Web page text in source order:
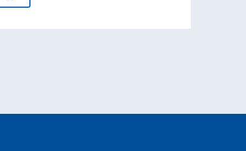
per maggiori dettagli su come votare!